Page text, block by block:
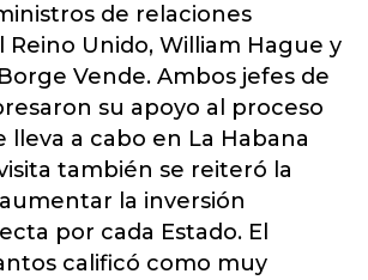
de relaciones
Reino Unido, William Hague y
Vende. Ambos jefes de
su apoyo al proceso
lleva a cabo en La Habana
también se reiteró la
la inversión
por cada Estado. El
calificó como muy